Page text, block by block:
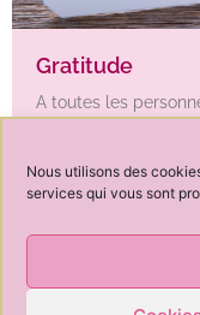
Nous utilisons des
services qui vous sont
Gratitude
A toutes les